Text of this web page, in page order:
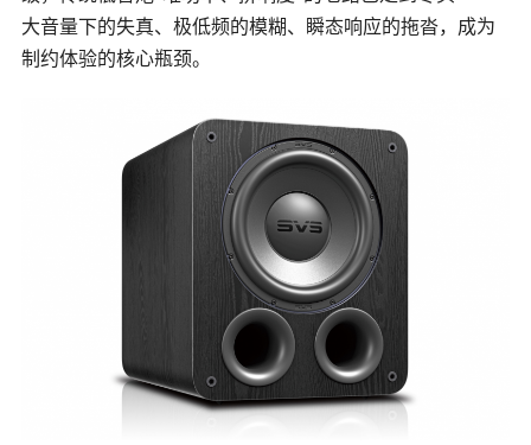
大音量下的失真、极低频的模糊、瞬态响应的拖沓，成为
制约体验的核心瓶颈。